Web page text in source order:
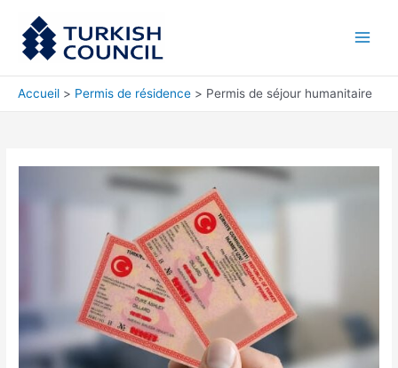
contenu
Accueil Permis de résidence Permis de séjour humanitaire